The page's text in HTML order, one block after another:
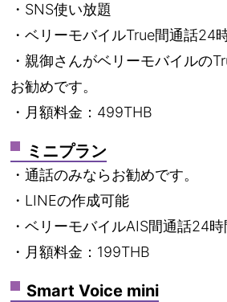
・SNS使い放題
・ベリーモバイルTrue間通話24
・親御さんがベリーモバイルの
お勧めです。
・月額料金：499THB
ミニプラン
・通話のみならお勧めです。
・LINEの作成可能
・ベリーモバイルAIS間通話24
・月額料金：199THB
Smart Voice mini